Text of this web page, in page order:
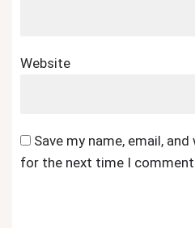
Website
Save my name, email,
for the next time I comment.